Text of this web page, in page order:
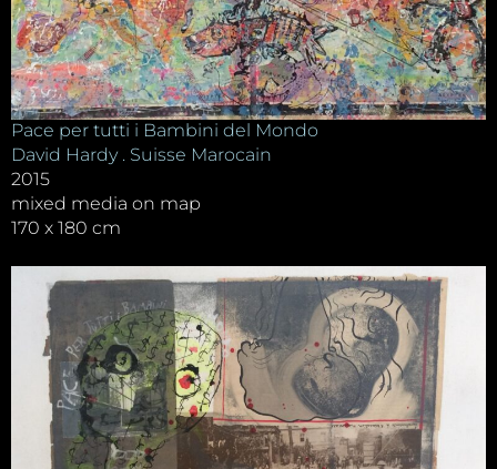
Pace per tutti i Bambini del Mondo
David Hardy . Suisse Marocain
2015
mixed media on map
170 x 180 cm